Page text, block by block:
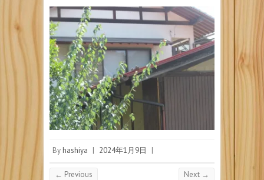
By hashiya | 2024年1月9日 |
← Previous Next →